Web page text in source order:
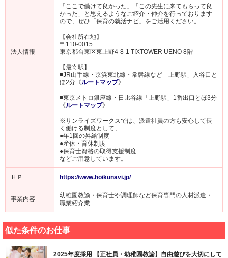
法人情報
「ここで働けて良かった」「この先生に来てもらって良
かった」と思えるようなご紹介・仲介を行っております
ので、ぜひ「保育の就活ナビ」をご活用ください。
【会社所在地】
〒110-0015
東京都台東区東上野4-8-1 TIXTOWER UENO 8階
【最寄駅】
■JR山手線・京浜東北線・常磐線など「上野駅」入谷口と
ほ2分《ルートマップ》
■東京メトロ銀座線・日比谷線「上野駅」1番出口とほ3分
《ルートマップ》
※サンライズワークスでは、派遣社員の方も安心して長
く働ける制度として、
●年1回の昇給制度
●産休・育休制度
●保育士資格の取得支援制度
などご用意しています。
ＨＰ https://www.hoikunavi.jp/
事業内容
幼稚園教諭・保育士や調理師など保育専門の人材派遣・
職業紹介業
似た条件のお仕事
2025年度採用 【正社員・幼稚園教諭】自由遊びを大切にして